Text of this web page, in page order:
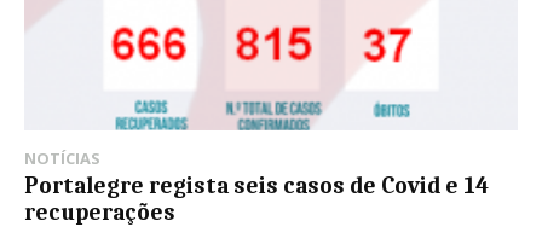
NOTÍCIAS
Portalegre regista seis casos de Covid e 14
recuperações